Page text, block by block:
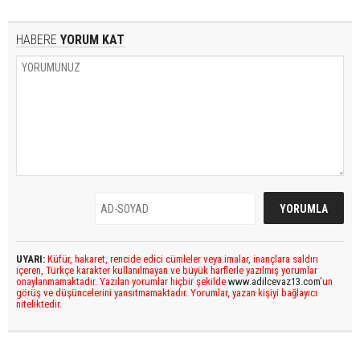
HABERE YORUM KAT
UYARI: Küfür, hakaret, rencide edici cümleler veya imalar, inançlara saldırı
içeren, Türkçe karakter kullanılmayan ve büyük harflerle yazılmış yorumlar
onaylanmamaktadır. Yazılan yorumlar hiçbir şekilde www.adilcevaz13.com’un
görüş ve düşüncelerini yansıtmamaktadır. Yorumlar, yazan kişiyi bağlayıcı
niteliktedir.